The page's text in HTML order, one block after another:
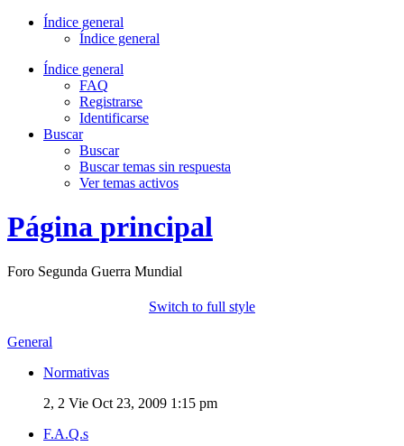
Índice general
Índice general
Índice general
FAQ
Registrarse
Identificarse
Buscar
Buscar
Buscar temas sin respuesta
Ver temas activos
Página principal
Foro Segunda Guerra Mundial
Switch to full style
General
Normativas
2, 2 Vie Oct 23, 2009 1:15 pm
F.A.Q.s